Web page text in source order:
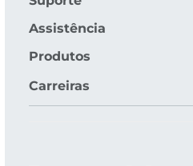
Assistência
Produtos
Carreiras